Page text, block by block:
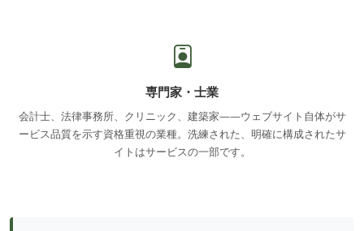
専門家・士業
会計士、法律事務所、クリニック、建築家——ウェブサイト自体がサ
ービス品質を示す資格重視の業種。洗練された、明確に構成されたサ
イトはサービスの一部です。